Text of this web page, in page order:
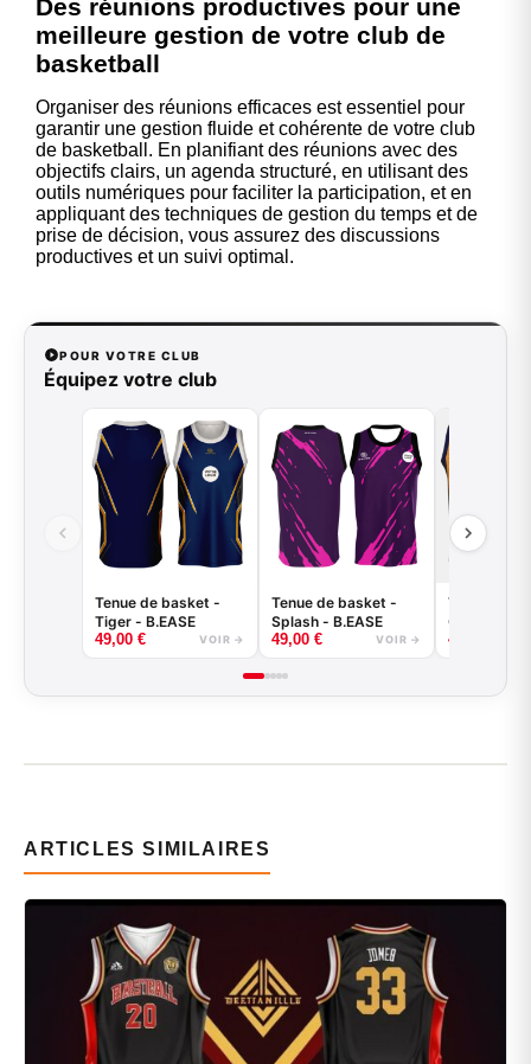
Des réunions productives pour une
meilleure gestion de votre club de
basketball
Organiser des réunions efficaces est essentiel pour
garantir une gestion fluide et cohérente de votre club
de basketball. En planifiant des réunions avec des
objectifs clairs, un agenda structuré, en utilisant des
outils numériques pour faciliter la participation, et en
appliquant des techniques de gestion du temps et de
prise de décision, vous assurez des discussions
productives et un suivi optimal.
POUR VOTRE CLUB
Équipez votre club
Tenue de basket -
Tiger - B.EASE
49,00 € VOIR →
Tenue de basket -
Splash - B.EASE
49,00 € VOIR →
Tenue de
Griffe -
49,00
ARTICLES SIMILAIRES